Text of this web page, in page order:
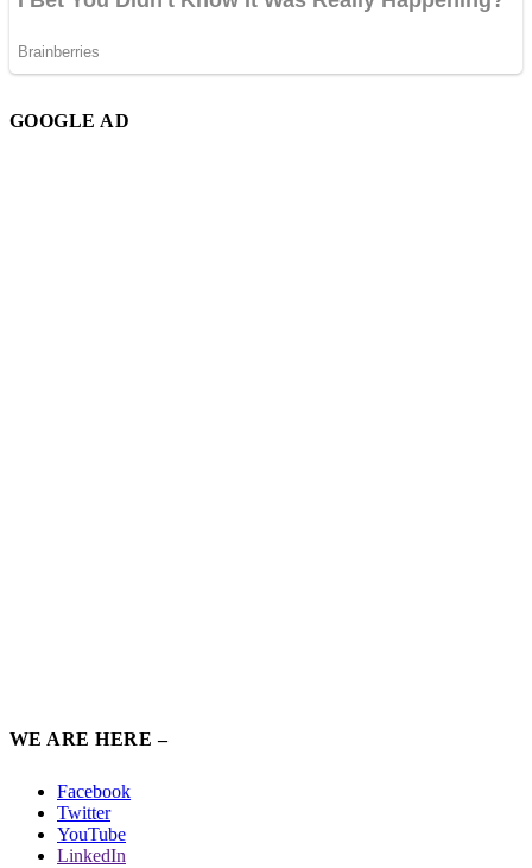
GOOGLE AD
WE ARE HERE –
Facebook
Twitter
YouTube
LinkedIn